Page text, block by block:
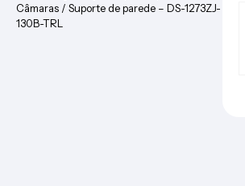
Câmaras / Suporte de parede – DS-1273ZJ-
130B-TRL